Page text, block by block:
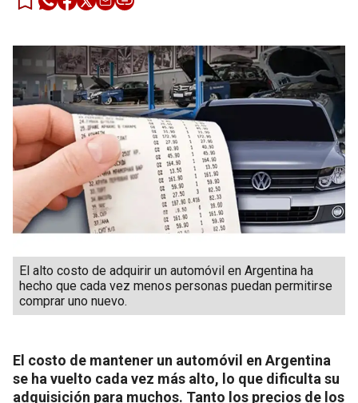
El alto costo de adquirir un automóvil en Argentina ha
hecho que cada vez menos personas puedan permitirse
comprar uno nuevo.
El costo de mantener un automóvil en Argentina
se ha vuelto cada vez más alto, lo que dificulta su
adquisición para muchos. Tanto los precios de los